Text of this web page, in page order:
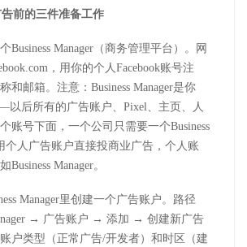
告前的三件准备工作
Business Manager （商务管理平台）。网
，用你的个人Facebook账号注
和邮箱。注意： Business Manager是你
后所有的广告账户、 Pixel、主页、人
账号下面，一个公司只需要一个Business
个人广告账户直接投商业广告，个人账
Business Manager。
Manager里创建一个广告账户。路径
→ 广告账户 → 添加 → 创建新广告
户类型（正常广告/开发者）和时区（建